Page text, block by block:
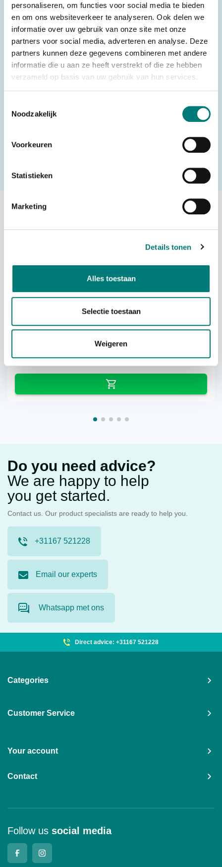
personaliseren, om functies voor social media te bieden
en om ons websiteverkeer te analyseren. Ook delen we
informatie over uw gebruik van onze site met onze
partners voor social media, adverteren en analyse. Deze
partners kunnen deze gegevens combineren met andere
informatie die u aan ze heeft verstrekt of die ze hebben
verzameld op basis van uw gebruik van hun services.
Noodzakelijk
Voorkeuren
Statistieken
Marketing
Details tonen
Alles toestaan
Selectie toestaan
Weigeren
Weight
Parts
Switches, joysticks &
accessories
(CO)
Sweden
in the quote request form and we will contact you as soon
Others also viewed:
Scanreco® push button and/or push
button rubber
Do you need advice?
We are happy to help
you get started.
Contact us. Our product specialists are ready to help you.
+31167 521228
Email our experts
Whatsapp met ons
Direct advice: +31167 521228
Categories
Customer Service
Your account
Contact
Follow us social media